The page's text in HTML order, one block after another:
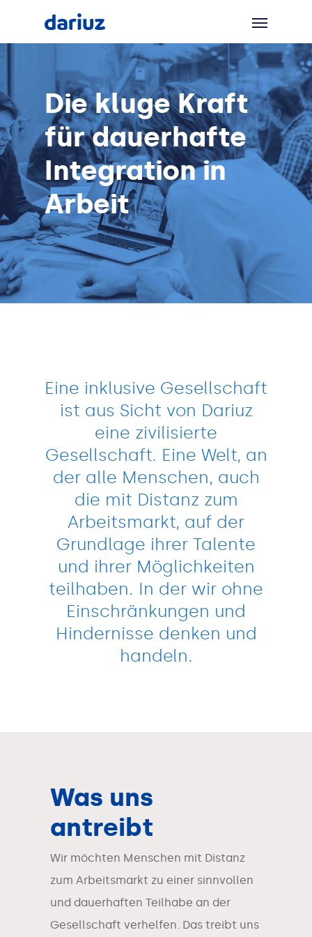
Die kluge Kraft
für dauerhafte
Integration in
Arbeit
Eine inklusive Gesellschaft
ist aus Sicht von Dariuz
eine zivilisierte
Gesellschaft. Eine Welt, an
der alle Menschen, auch
die mit Distanz zum
Arbeitsmarkt, auf der
Grundlage ihrer Talente
und ihrer Möglichkeiten
teilhaben. In der wir ohne
Einschränkungen und
Hindernisse denken und
handeln.
Was uns
antreibt
Wir möchten Menschen mit Distanz
zum Arbeitsmarkt zu einer sinnvollen
und dauerhaften Teilhabe an der
Gesellschaft verhelfen. Das treibt uns